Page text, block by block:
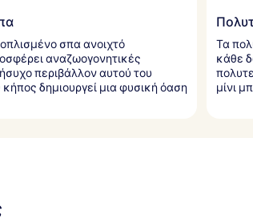
σπα ανοιχτό
αναζωογονητικές
περιβάλλον αυτού του
δημιουργεί μια φυσική όαση
Τα
κάθε
μίνι